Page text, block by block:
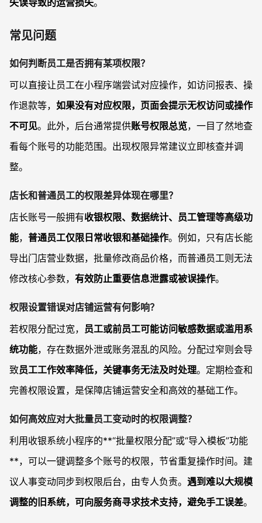
失误导致的运营损失。
常见问题
如何判断员工是否拥有某项权限？
可以直接让员工在小程序端尝试对应操作，如访问报表、操
作退款等， 如果没有对应权限，页面会提示无权访问或操作
不可见。此外，后台通常提供账号权限总览，一目了然地查
看每个账号的功能范围。出现权限异常建议立即核查并调
整。
店长和普通员工的权限差异体现在哪里？
店长账号一般拥有收银权限、数据统计、员工管理等高级功
能， 普通员工仅限日常收银和基础操作。例如，只有店长能
导出门店营业数据，批量修改商品价格，而普通员工则无法
修改核心参数， 有效防止重要信息泄露或被误操作。
权限设置错误对店铺运营有何影响？
若权限分配过宽， 员工或前员工可能访问敏感数据或滥用系
统功能，存在数据外泄或账务混乱的风险。分配过窄则会导
致员工工作效率降低，关键事务无法及时处理。定期检查和
完善权限设置，是保障店铺运营安全和高效的基础工作。
如何高效应对大批量员工变动时的权限调整？
利用收银系统小程序的**“批量权限分配”或“导入模板”功能
**，可以一键调整多个账号的权限，节省重复操作时间。建
议人事变动同步到权限后台，由专人负责。 遇到难以大规模
调整的旧系统，可向服务商寻求技术支持，避免手工误差。